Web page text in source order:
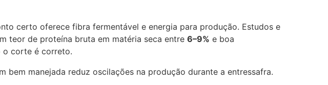
certo oferece fibra fermentável e energia para produção. Estudos e
teor de proteína bruta em matéria seca entre 6–9% e boa
o corte é correto.
bem manejada reduz oscilações na produção durante a entressafra.